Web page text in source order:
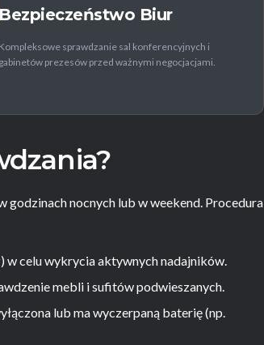
Bezpieczeństwo Biur
Kompleksowe sprawdzanie sal konferencyjnych i
gabinetów prezesów przed ważnymi negocjacjami.
nocnych lub w weekend. Procedura
w celu wykrycia aktywnych nadajników.
mebli i sufitów podwieszanych.
lub ma wyczerpaną baterię (np.